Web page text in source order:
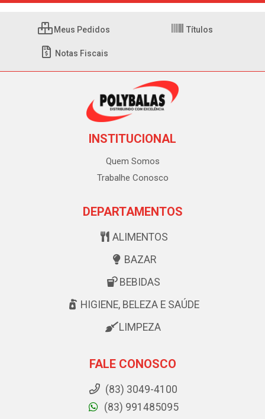
Meus Pedidos Títulos
Notas Fiscais
INSTITUCIONAL
Quem Somos
Trabalhe Conosco
DEPARTAMENTOS
ALIMENTOS
BAZAR
BEBIDAS
HIGIENE, BELEZA E SAÚDE
LIMPEZA
FALE CONOSCO
(83) 3049-4100
(83) 991485095